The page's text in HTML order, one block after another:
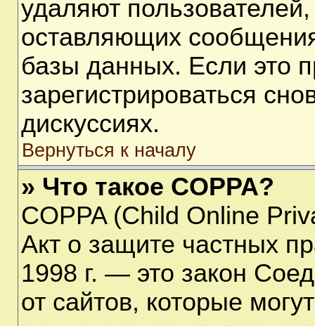
удаляют
оставляющих
базы данных. Если это
зарегистрироваться
дискуссиях.
Вернуться к началу
» Что такое COPPA?
COPPA (Child Online
Акт о защите частных
1998 г. — это закон
от сайтов, которые